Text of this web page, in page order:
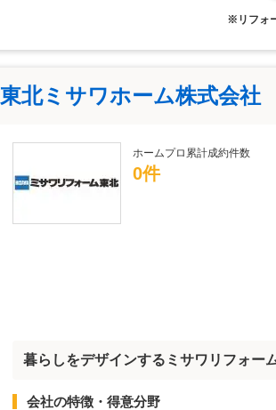
※リフォ
東北ミサワホーム株式会社
ホームプロ累計成約件数
0件
暮らしをデザインするミサワリフォー
会社の特徴・得意分野